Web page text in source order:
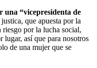
una “vicepresidenta de
que apuesta por la
riesgo por la lucha social,
lugar, así que para nosotros
de una mujer que se